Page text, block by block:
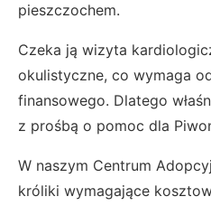
pieszczochem.
Czeka ją wizyta
okulistyczne, co wymaga
finansowego. Dlatego
z prośbą o pomoc dla
W naszym Centrum
króliki wymagające